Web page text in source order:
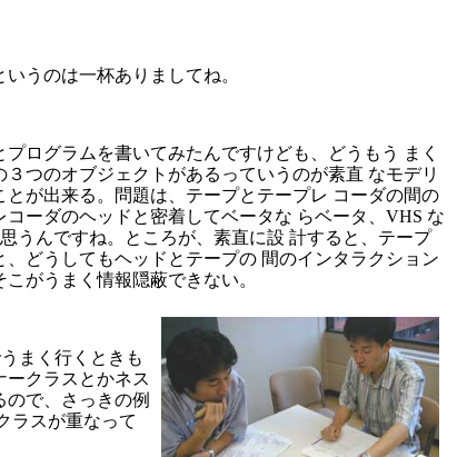
うのは一杯ありましてね。
ログラムを書いてみたんですけども、どうもう まく
つのオブジェクトがあるっていうのが素直 なモデリ
が出来る。問題は、テープとテープレ コーダの間の
ーダのヘッドと密着してベータな らベータ、VHS な
うんですね。ところが、素直に設 計すると、テープ
どうしてもヘッドとテープの 間のインタラクション
がうまく情報隠蔽できない。
まく行くときも
ークラスとかネス
で、さっきの例
ラスが重なって